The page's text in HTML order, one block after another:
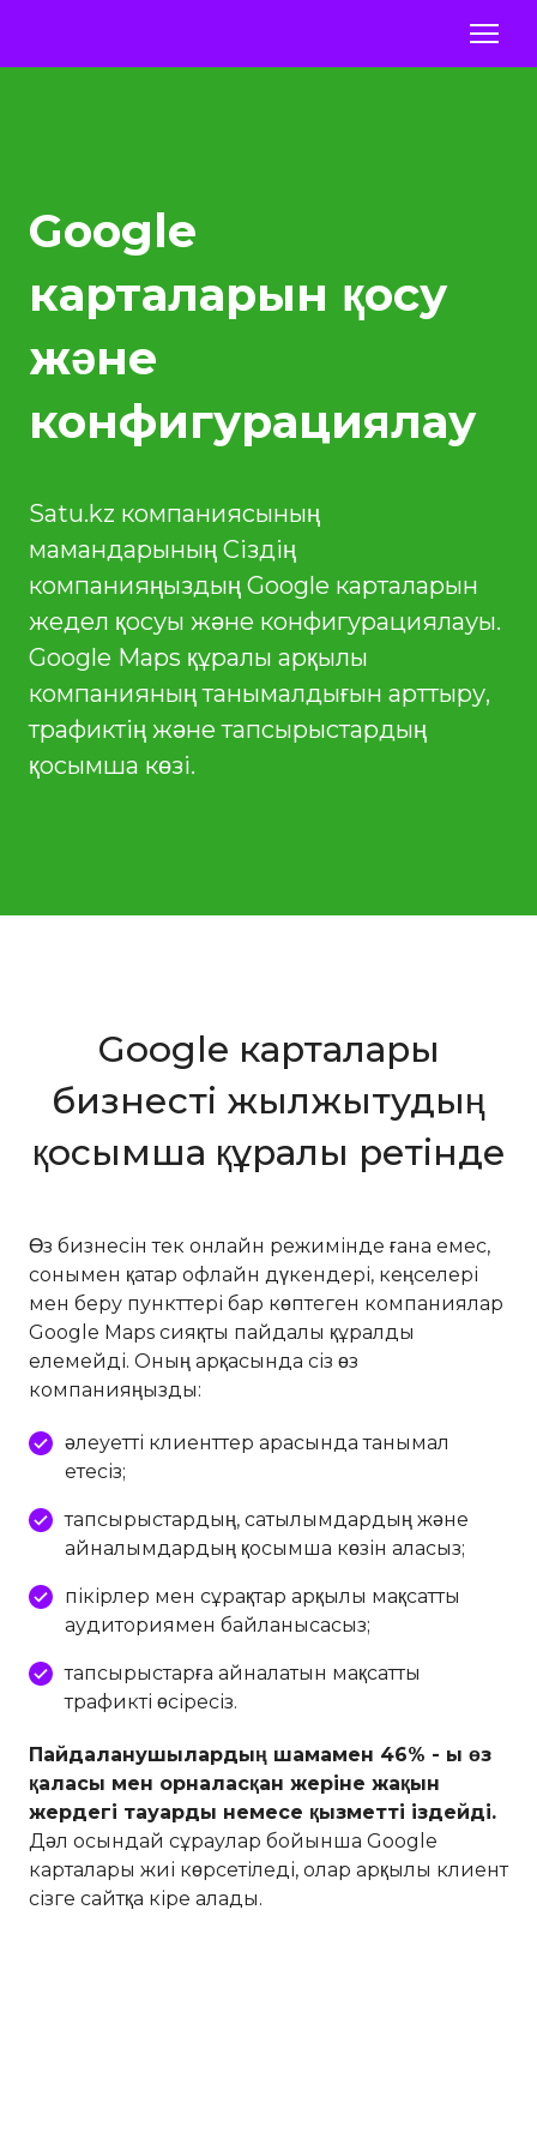
Google
карталарын қосу
және
конфигурациялау
Satu.kz компаниясының
мамандарының Сіздің
компанияңыздың Google карталарын
жедел қосуы және конфигурациялауы.
Google Maps құралы арқылы
компанияның танымалдығын арттыру,
трафиктің және тапсырыстардың
қосымша көзі.
Google карталары
бизнесті жылжытудың
қосымша құралы ретінде
Өз бизнесін тек онлайн режимінде ғана емес,
сонымен қатар офлайн дүкендері, кеңселері
мен беру пункттері бар көптеген компаниялар
Google Maps сияқты пайдалы құралды
елемейді. Оның арқасында сіз өз
компанияңызды:
әлеуетті клиенттер арасында танымал
етесіз;
тапсырыстардың, сатылымдардың және
айналымдардың қосымша көзін аласыз;
пікірлер мен сұрақтар арқылы мақсатты
аудиториямен байланысасыз;
тапсырыстарға айналатын мақсатты
трафикті өсіресіз.
Пайдаланушылардың шамамен 46% - ы өз
қаласы мен орналасқан жеріне жақын
жердегі тауарды немесе қызметті іздейді.
Дәл осындай сұраулар бойынша Google
карталары жиі көрсетіледі, олар арқылы клиент
сізге сайтқа кіре алады.